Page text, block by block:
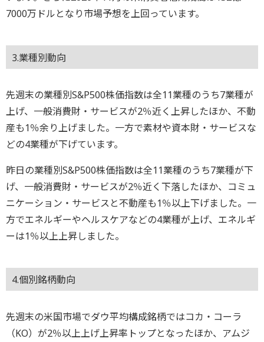
7000万ドルとなり市場予想を上回っています。
3.業種別動向
先週末の業種別S&P500株価指数は全11業種のうち7業種が
上げ、一般消費財・サービスが2％近く上昇したほか、不動
産も1％余り上げました。一方で素材や資本財・サービスな
どの4業種が下げています。
昨日の業種別S&P500株価指数は全11業種のうち7業種が下
げ、一般消費財・サービスが2％近く下落したほか、コミュ
ニケーション・サービスと不動産も1％以上下げました。一
方でエネルギーやヘルスケアなどの4業種が上げ、エネルギ
ーは1％以上上昇しました。
4.個別銘柄動向
先週末の米国市場でダウ平均構成銘柄ではコカ・コーラ
（KO）が2％以上上げ上昇率トップとなったほか、アムジ